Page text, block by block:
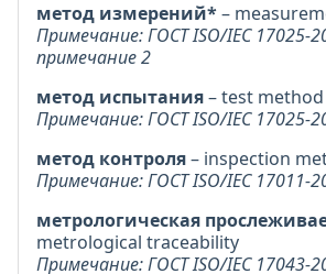
метод измерений*–
Примечание: ГОСТ ISO/IEC 17025-
примечание 2
метод испытания– test method
Примечание: ГОСТ ISO/IEC 17025-
метод контроля– inspection
Примечание: ГОСТ ISO/IEC 17011-
метрологическая
metrological traceability
Примечание: ГОСТ ISO/IEC 17043-